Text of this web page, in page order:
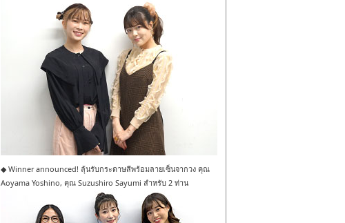
◆ Winner announced! ลุ้นรับกระดาษสีพร้อมลายเซ็นจากวง คุณ
Aoyama Yoshino, คุณ Suzushiro Sayumi สำหรับ 2 ท่าน